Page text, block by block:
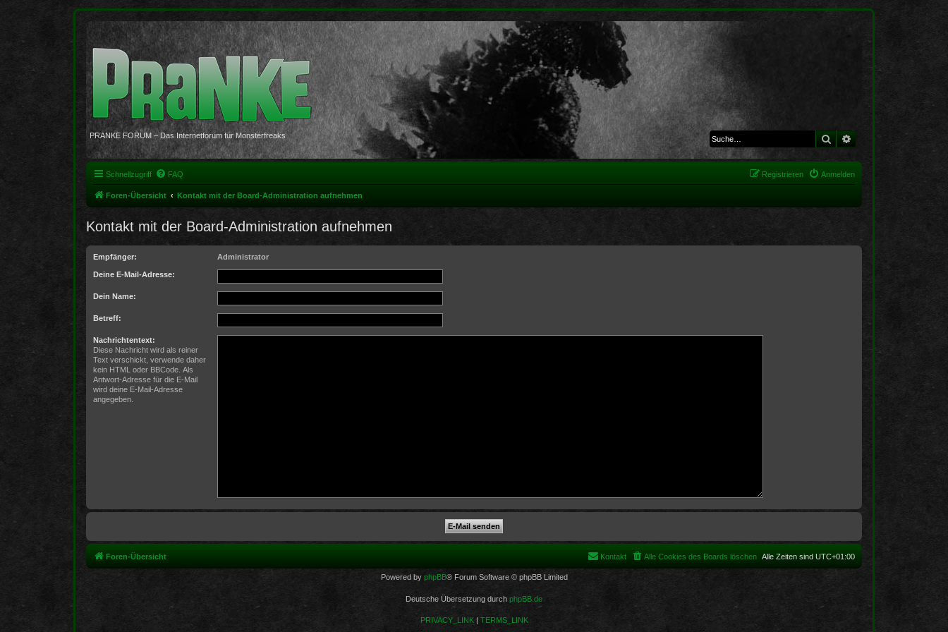
PRANKE FORUM – Das Internetforum für Monsterfreaks Suche Erweiterte Suche
Schnellzugriff FAQ Anmelden
Registrieren
Foren-Übersicht Kontakt mit der Board-Administration aufnehmen
Kontakt mit der Board-Administration aufnehmen
Empfänger: Administrator
Deine E-Mail-Adresse:
Dein Name:
Betreff:
Nachrichtentext:
Diese Nachricht wird als reiner
Text verschickt, verwende daher
kein HTML oder BBCode. Als
Antwort-Adresse für die E-Mail
wird deine E-Mail-Adresse
angegeben.
Foren-Übersicht Alle Zeiten sind UTC+01:00
Alle Cookies des Boards löschen
Kontakt
Powered by phpBB® Forum Software © phpBB Limited
Deutsche Übersetzung durch phpBB.de
PRIVACY_LINK| TERMS_LINK